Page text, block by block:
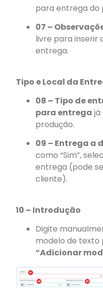
para entrega do
07 –
livre para inserir
entrega.
Tipo e Local da
08 – Tipo de
para entrega já
produção.
09 – Entrega a
como “Sim”,
entrega (pode
cliente).
10 – Introdução
Digite
modelo de texto
“Adicionar